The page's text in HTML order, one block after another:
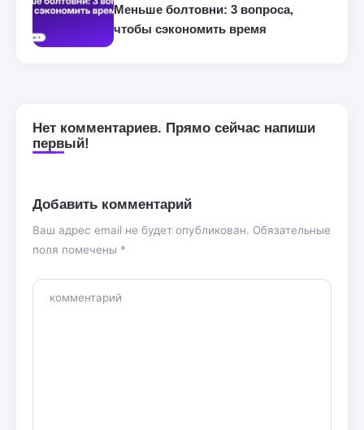
Меньше болтовни: 3 вопроса,
чтобы сэкономить время
Нет комментариев. Прямо сейчас напиши
первый!
Добавить комментарий
Ваш адрес email не будет опубликован. Обязательные
поля помечены *